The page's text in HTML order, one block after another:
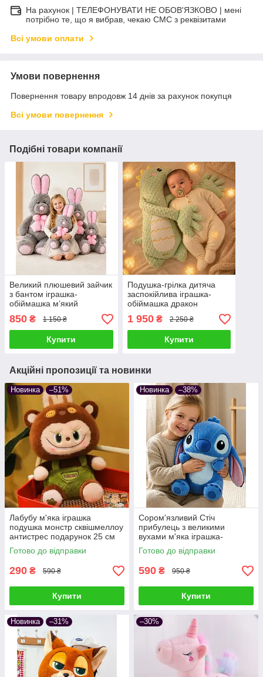
На рахунок | ТЕЛЕФОНУВАТИ НЕ ОБОВ'ЯЗКОВО | мені
потрібно те, що я вибрав, чекаю СМС з реквізитами
Всі умови оплати
Умови повернення
Повернення товару впродовж 14 днів за рахунок покупця
Всі умови повернення
Подібні товари компанії
Великий плюшевий зайчик
з бантом іграшка-
обіймашка м’який
плюшевий подушка
сквішмеллоу антистрес
подарунок дітям та
дорослим
850 ₴ 1 150 ₴
Купити
Подушка-грілка дитяча
заспокійлива іграшка-
обіймашка дракон
динозавр 0+ з легким
поплескуванням для
заспокійливого сну
1 950₴ 2 250 ₴
Купити
Акційні пропозиції та новинки
Новинка –51%
Лабубу м'яка іграшка
подушка монстр сквішмеллоу
антистрес подарунок 25 см
Готово до відправки
290 ₴ 590 ₴
Купити
Новинка –38%
Сором'язливий Стіч
прибулець з великими
вухами м'яка іграшка-
обіймашка плюшева подушка
антистрес подарунок дітям та
дорослим
Готово до відправки
590 ₴ 950 ₴
Купити
Новинка –31% –30%